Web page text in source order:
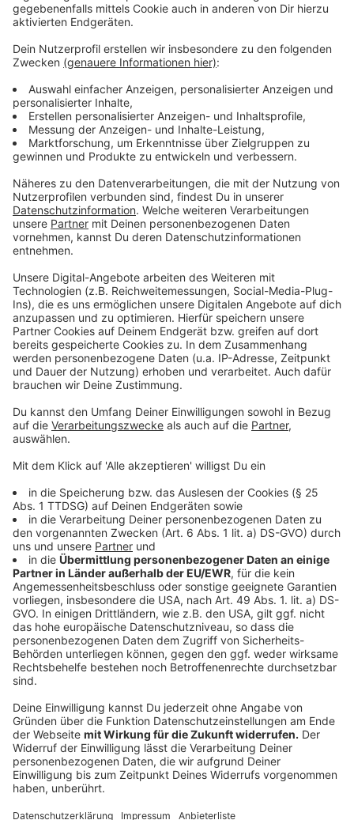
Auf einer Länge von mehr als elf Kilometern läuft
schon der Ausbau der A43 zwischen Bochum/Riemke
und Recklinghausen/Herten. Das Projekt soll 493
Millionen Euro kosten und 2025 fertig werden.
Anzeige
Im Dezember 2019 startet der Neubau der
Rheinbrücke Neuenkamp auf der A40 in Duisburg. Das
erste Teilstück der Brücke soll in drei Jahren fertig
sein. Der gesamte Ausbau zwischen Duisburg-
Homberg und Duisburg-Häfen soll 365 Millionen Euro
kosten.
Anzeige
Rheinland
Anzeige
Auf der A1 wird die Rheinbrücke Leverkusen neu
sein. Der gesamte Ausbau zwischen Köln-Niehl und
dem Autobahnkreuz Leverkusen-West soll rund 740
Millionen Euro kosten.
Anzeige
Sauer- und Siegerland
Anzeige
Auf der A45 zwischen Hagen und der Landesgrenze zu
Hessen werden eine ganze Reihe von Talbrücken neu
gebaut. An vier Brücken (Kattenohl, Brunsbecke,
Rälsbach, Rinsdorf) wird schon gebaut, bei drei
weiteren geht es im nächsten Jahr - also 2020 - los.
Anzeige